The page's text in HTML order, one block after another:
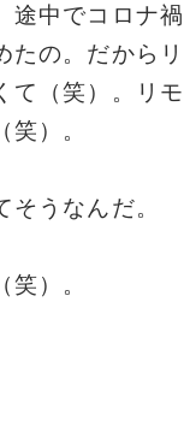
途中でコロナ禍
たの。だからリ
て（笑）。リモ
）。
そうなんだ。
）。